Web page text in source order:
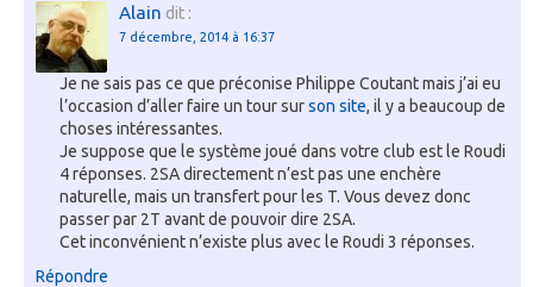
Alain dit :
7 décembre, 2014 à 16:37
Je ne sais pas ce que préconise Philippe Coutant mais j’ai eu
l’occasion d’aller faire un tour surson site, il y a beaucoup de
choses intéressantes.
Je suppose que le système joué dans votre club est le Roudi
4 réponses. 2SAdirectement n’est pas une enchère
naturelle, mais un transfert pour les T. Vous devez donc
passer par 2T avant de pouvoir dire 2SA.
Cet inconvénient n’existe plus avec le Roudi 3 réponses.
Répondre